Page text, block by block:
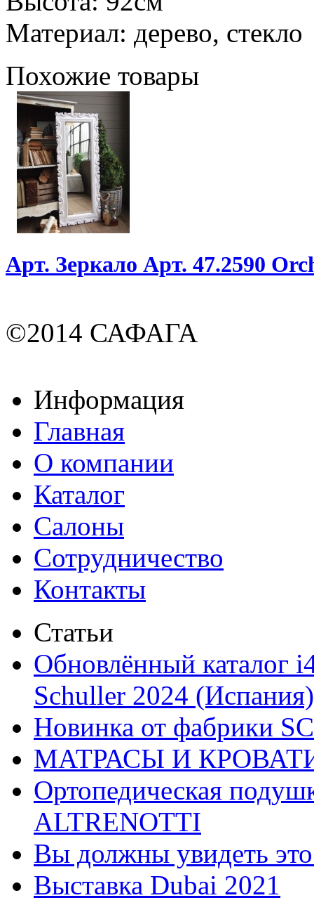
Материал: дерево, стекло
Похожие товары
Арт. Зеркало Арт. 47.2590
©2014 САФАГА
Информация
Главная
О компании
Каталог
Салоны
Сотрудничество
Контакты
Статьи
Обновлённый каталог
Schuller 2024 (Испания)
Новинка от фабрики
МАТРАСЫ И
Ортопедическая
ALTRENOTTI
Вы должны увидеть
Выставка Dubai 2021